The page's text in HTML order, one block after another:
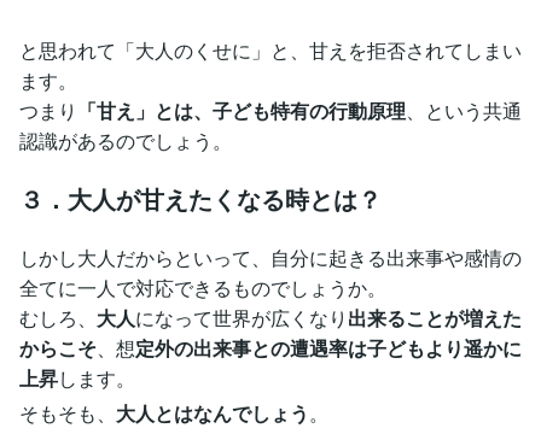
と思われて「大人のくせに」と、甘えを拒否されてしまい
ます。
つまり 「甘え」とは、子ども特有の行動原理、という共通
認識があるのでしょう。
３．大人が甘えたくなる時とは？
しかし大人だからといって、自分に起きる出来事や感情の
全てに一人で対応できるものでしょうか。
むしろ、 大人になって世界が広くなり 出来ることが増えた
からこそ、想定外の出来事との遭遇率は子どもより遥かに
上昇します。
そもそも、 大人とはなんでしょう。